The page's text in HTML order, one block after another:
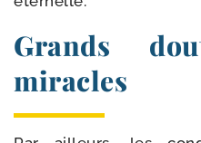
Grands
miracles